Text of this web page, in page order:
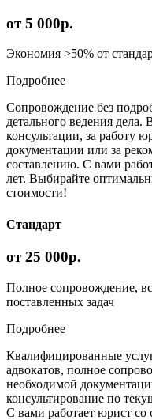
от 5 000р.
Экономия >50% от
Подробнее
Сопровождение без
детального ведения дела.
консультации, за работу
документации или за
составлению. С вами
лет. Выбирайте
стоимости!
Стандарт
от 25 000р.
Полное сопровождение,
поставленных задач
Подробнее
Квалифицированные
адвокатов, полное
необходимой
консультирование по
С вами работает юрист со